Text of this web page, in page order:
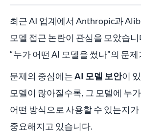
최근 AI 업계에서 Anthropic과
모델 접근 논란이 관심을 모았습
“누가 어떤 AI 모델을 썼나”의 문
문제의 중심에는AI 모델 보안이
모델이 많아질수록, 그 모델에 누
어떤 방식으로 사용할 수 있는지가
중요해지고 있습니다.